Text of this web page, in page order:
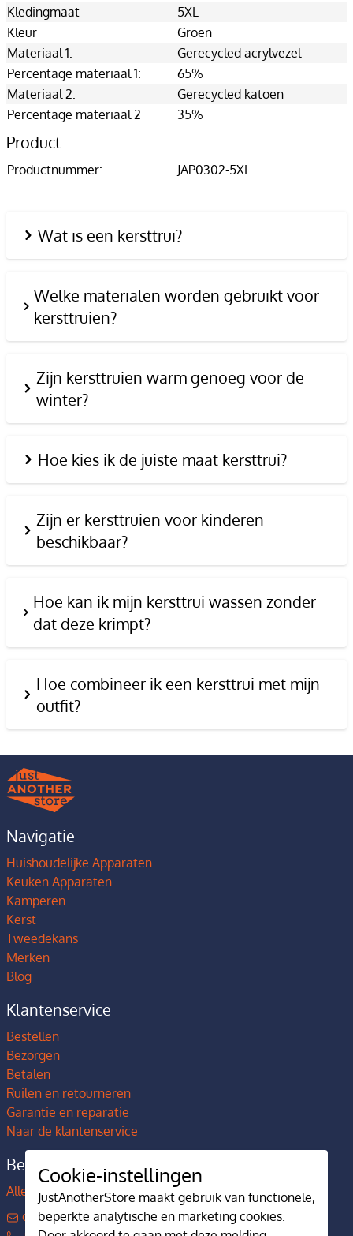
Kledingmaat
5XL
Kleur
Groen
Materiaal 1:
Gerecycled acrylvezel
Percentage materiaal 1:
65%
Materiaal 2:
Gerecycled katoen
Percentage materiaal 2
35%
Product
Productnummer: JAP0302-5XL
Wat is een kersttrui?
Welke materialen worden gebruikt voor
kersttruien?
Zijn kersttruien warm genoeg voor de
winter?
Hoe kies ik de juiste maat kersttrui?
Zijn er kersttruien voor kinderen
beschikbaar?
Hoe kan ik mijn kersttrui wassen zonder
dat deze krimpt?
Hoe combineer ik een kersttrui met mijn
outfit?
Navigatie
Huishoudelijke Apparaten
Keuken Apparaten
Kamperen
Kerst
Tweedekans
Merken
Blog
Klantenservice
Bestellen
Bezorgen
Betalen
Ruilen en retourneren
Garantie en reparatie
Naar de klantenservice
Bedrijfsgegevens
Alles over JustAnotherStore
contact@justanotherstore.nl
Cookie-instellingen
JustAnotherStore maakt gebruik van functionele,
beperkte analytische en marketing cookies.